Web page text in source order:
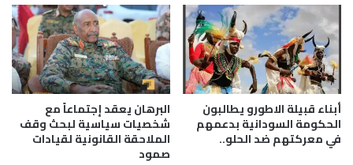
ل
أ
ي
ض
أ
ل
ف
ش
خ
ص
ف
ي
ج
أبناء قبيلة الاطورو يطالبون
الحكومة السودانية بدعمهم
في معركتهم ضد الحلو..
البرهان يعقد إجتماعاً مع
شخصيات سياسية لبحث وقف
الملاحقة القانونية لقيادات
صمود